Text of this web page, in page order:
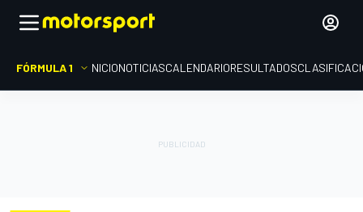
FÓRMULA 1 INICIONOTICIASCALENDARIORESULTADOS